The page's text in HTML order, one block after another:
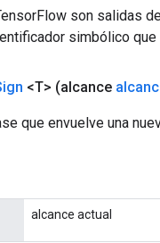
son salidas
simbólico
<T> (alcance
que envuelve una
alcance actual